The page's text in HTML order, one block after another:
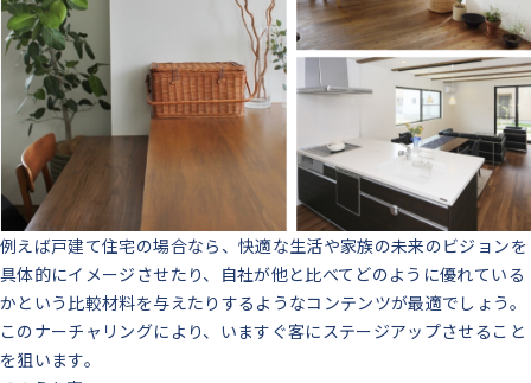
例えば戸建て住宅の場合なら、快適な生活や家族の未来のビジョンを
具体的にイメージさせたり、自社が他と比べてどのように優れている
かという比較材料を与えたりするようなコンテンツが最適でしょう。
このナーチャリングにより、いますぐ客にステージアップさせること
を狙います。